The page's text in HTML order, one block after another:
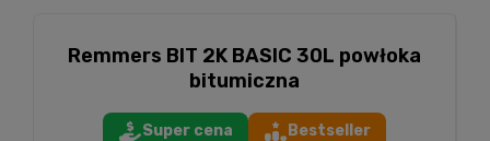
Remmers BIT 2K BASIC 30L powłoka
bitumiczna
Super cena Bestseller